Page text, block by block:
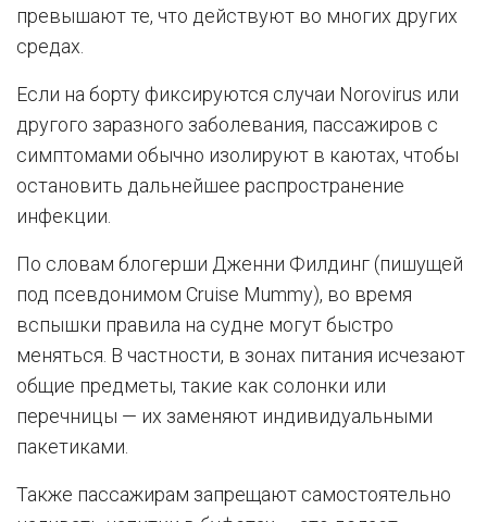
превышают те, что действуют во многих других
средах.
Если на борту фиксируются случаи Norovirus или
другого заразного заболевания, пассажиров с
симптомами обычно изолируют в каютах, чтобы
остановить дальнейшее распространение
инфекции.
По словам блогерши Дженни Филдинг (пишущей
под псевдонимом Cruise Mummy), во время
вспышки правила на судне могут быстро
меняться. В частности, в зонах питания исчезают
общие предметы, такие как солонки или
перечницы — их заменяют индивидуальными
пакетиками.
Также пассажирам запрещают самостоятельно